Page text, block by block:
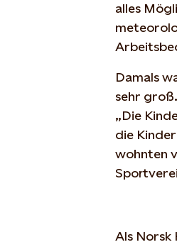
alles
Damals
sehr groß.
„Die
die
wohnten
Als Norsk